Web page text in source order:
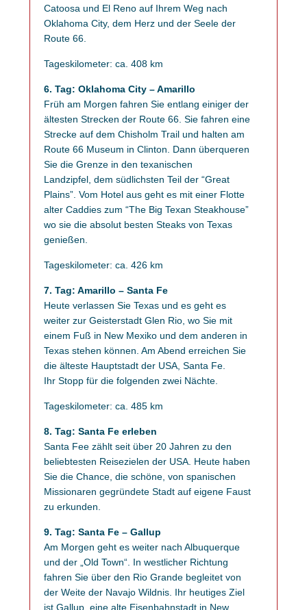
Catoosa und El Reno auf Ihrem Weg nach
Oklahoma City, dem Herz und der Seele der
Route 66.
Tageskilometer: ca. 408 km
6. Tag: Oklahoma City – Amarillo
Früh am Morgen fahren Sie entlang einiger der
ältesten Strecken der Route 66. Sie fahren eine
Strecke auf dem Chisholm Trail und halten am
Route 66 Museum in Clinton. Dann überqueren
Sie die Grenze in den texanischen
Landzipfel, dem südlichsten Teil der “Great
Plains”. Vom Hotel aus geht es mit einer Flotte
alter Caddies zum “The Big Texan Steakhouse”
wo sie die absolut besten Steaks von Texas
genießen.
Tageskilometer: ca. 426 km
7. Tag: Amarillo – Santa Fe
Heute verlassen Sie Texas und es geht es
weiter zur Geisterstadt Glen Rio, wo Sie mit
einem Fuß in New Mexiko und dem anderen in
Texas stehen können. Am Abend erreichen Sie
die älteste Hauptstadt der USA, Santa Fe.
Ihr Stopp für die folgenden zwei Nächte.
Tageskilometer: ca. 485 km
8. Tag: Santa Fe erleben
Santa Fee zählt seit über 20 Jahren zu den
beliebtesten Reisezielen der USA. Heute haben
Sie die Chance, die schöne, von spanischen
Missionaren gegründete Stadt auf eigene Faust
zu erkunden.
9. Tag: Santa Fe – Gallup
Am Morgen geht es weiter nach Albuquerque
und der „Old Town“. In westlicher Richtung
fahren Sie über den Rio Grande begleitet von
der Weite der Navajo Wildnis. Ihr heutiges Ziel
ist Gallup, eine alte Eisenbahnstadt in New